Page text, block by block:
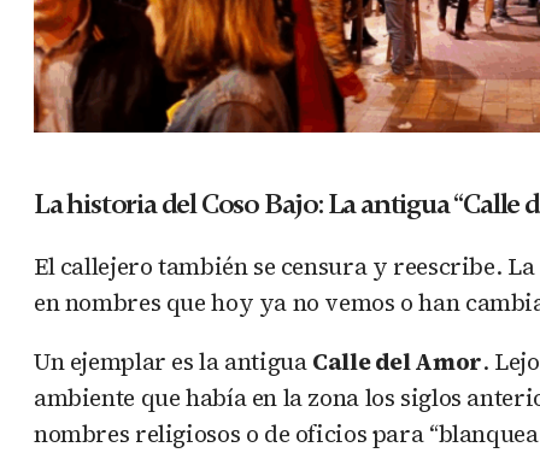
La historia del Coso Bajo: La antigua “Calle
El callejero también se censura y reescribe.
en nombres que hoy ya no vemos o han
Un ejemplar es la antiguaCalle del Amor.
ambiente que había en la zona los siglos
nombres religiosos o de oficios para